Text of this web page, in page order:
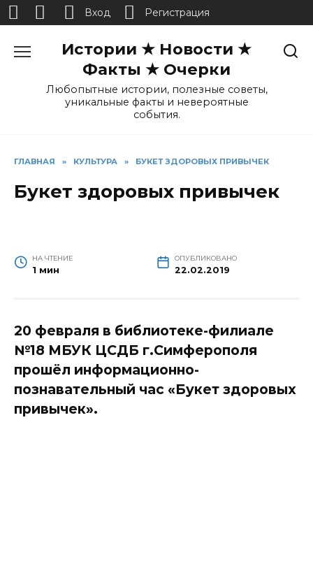
Истории ★ Новости ★
Факты ★ Очерки
Любопытные истории, полезные советы,
уникальные факты и невероятные
события.
ГЛАВНАЯ » КУЛЬТУРА » БУКЕТ ЗДОРОВЫХ ПРИВЫЧЕК
Букет здоровых привычек
НА ЧТЕНИЕ
1 мин
ОПУБЛИКОВАНО
22.02.2019
20 февраля в библиотеке-филиале
№18 МБУК ЦСДБ г.Симферополя
прошёл информационно-
познавательный час «Букет здоровых
привычек».
Вход Регистрация